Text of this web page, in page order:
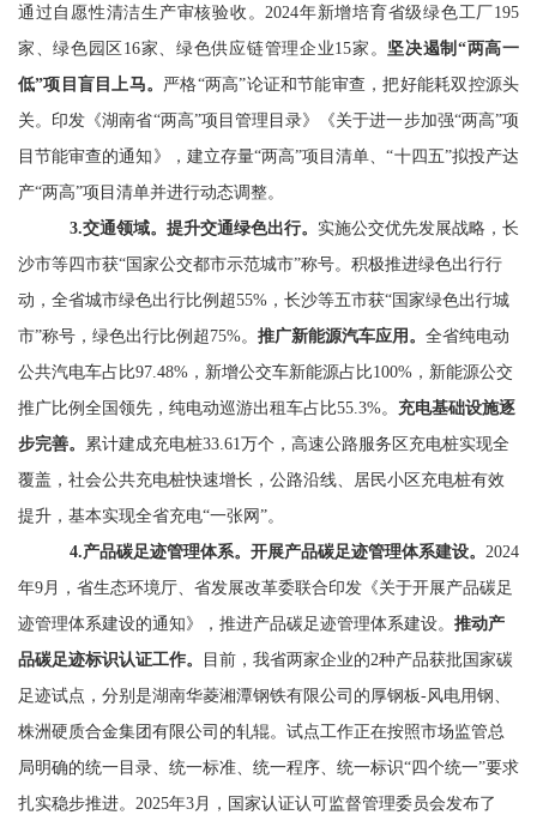
通过自愿性清洁生产审核验收。 2024年新增培育省级绿色工厂195
家、绿色园区16家、绿色供应链管理企业15家。 坚决遏制 “两高一
低”项目盲目上马。 严格“两高”论证和节能审查，把好能耗双控源头
关。印发《湖南省“两高”项目管理目录》《关于进一步加强“两高”项
目节能审查的通知》，建立存量“两高”项目清单、“十四五”拟投产达
产“两高”项目清单并进行动态调整。
3.交通领域。 提升交通绿色出行。 实施公交优先发展战略，长
沙市等四市获“国家公交都市示范城市”称号。积极推进绿色出行行
动，全省城市绿色出行比例超55% ，长沙等五市获“国家绿色出行城
市”称号，绿色出行比例超 75%。 推广新能源汽车应用。 全省纯电动
公共汽电车占比97.48% ，新增公交车新能源占比100% ，新能源公交
推广比例全国领先，纯电动巡游出租车占比55.3%。 充电基础设施逐
步完善。
累计建成充电桩33.61万个，高速公路服务区充电桩实现全
覆盖，社会公共充电桩快速增长，公路沿线、居民小区充电桩有效
提升，基本实现全省充电“一张网”。
4.产品碳足迹管理体系。 开展产品碳足迹管理体系建设。 2024
年9 月，省生态环境厅、省发展改革委联合印发《关于开展产品碳足
迹管理体系建设的通知》，推进产品碳足迹管理体系建设。 推动产
品碳足迹标识认证工作。
目前，我省两家企业的2种产品获批国家碳
足迹试点，分别是湖南华菱湘潭钢铁有限公司的厚钢板-风电用钢、
株洲硬质合金集团有限公司的轧辊。试点工作正在按照市场监管总
局明确的统一目录、统一标准、统一程序、统一标识“四个统一”要求
扎实稳步推进。 2025年3 月，国家认证认可监督管理委员会发布了